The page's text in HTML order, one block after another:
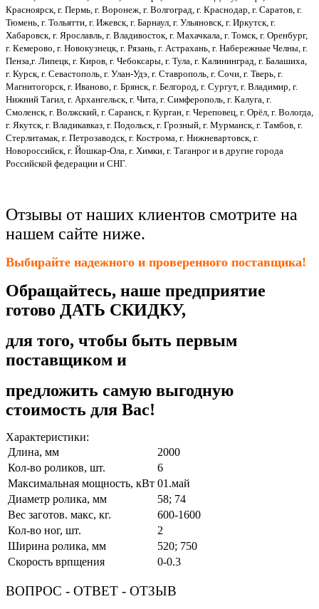
Красноярск, г. Пермь, г. Воронеж, г. Волгоград, г. Краснодар, г. Саратов, г.
Тюмень, г. Тольятти, г. Ижевск, г. Барнаул, г. Ульяновск, г. Иркутск, г.
Хабаровск, г. Ярославль, г. Владивосток, г. Махачкала, г. Томск, г. Оренбург,
г. Кемерово, г. Новокузнецк, г. Рязань, г. Астрахань, г. Набережные Челны, г.
Пенза,г. Липецк, г. Киров, г. Чебоксары, г. Тула, г. Калининград, г. Балашиха,
г. Курск, г. Севастополь, г. Улан-Удэ, г. Ставрополь, г. Сочи, г. Тверь, г.
Магнитогорск, г. Иваново, г. Брянск, г. Белгород, г. Сургут, г. Владимир, г.
Нижний Тагил, г. Архангельск, г. Чита, г. Симферополь, г. Калуга, г.
Смоленск, г. Волжский, г. Саранск, г. Курган, г. Череповец, г. Орёл, г. Вологда,
г. Якутск, г. Владикавказ, г. Подольск, г. Грозный, г. Мурманск, г. Тамбов, г.
Стерлитамак, г. Петрозаводск, г. Кострома, г. Нижневартовск, г.
Новороссийск, г. Йошкар-Ола, г. Химки, г. Таганрог и в другие города
Российской федерации и СНГ.
Отзывы от наших клиентов смотрите на
нашем сайте ниже.
Выбирайте надежного и проверенного поставщика!
Обращайтесь, наше предприятие
готово ДАТЬ СКИДКУ,
для того, чтобы быть первым
поставщиком и
предложить самую выгодную
стоимость для Вас!
Характеристики:
Длина, мм
2000
Кол-во роликов, шт.
6
Максимальная мощность, кВт 01.май
Диаметр ролика, мм
58; 74
Вес заготов. макс, кг.
600-1600
Кол-во ног, шт.
2
Ширина ролика, мм
520; 750
Скорость врпщения
0-0.3
ВОПРОС - ОТВЕТ - ОТЗЫВ